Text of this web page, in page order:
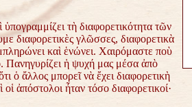
τὴ διαφορετικότητα τῶν
διαφορετικὲς γλῶσσες, διαφορετικὰ
καὶ ἑνώνει. Χαιρόμαστε ποὺ
Πανηγυρίζει ἡ ψυχή μας μέσα ἀπὸ
ὁ ἄλλος μπορεῖ νὰ ἔχει διαφορετικὴ
ἀπόστολοι ἦταν τόσο διαφορετικοί·